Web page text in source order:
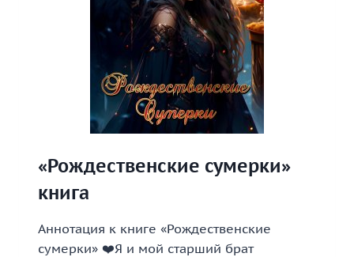
«Рождественские сумерки»
книга
Аннотация к книге «Рождественские
сумерки» ❤️Я и мой старший брат